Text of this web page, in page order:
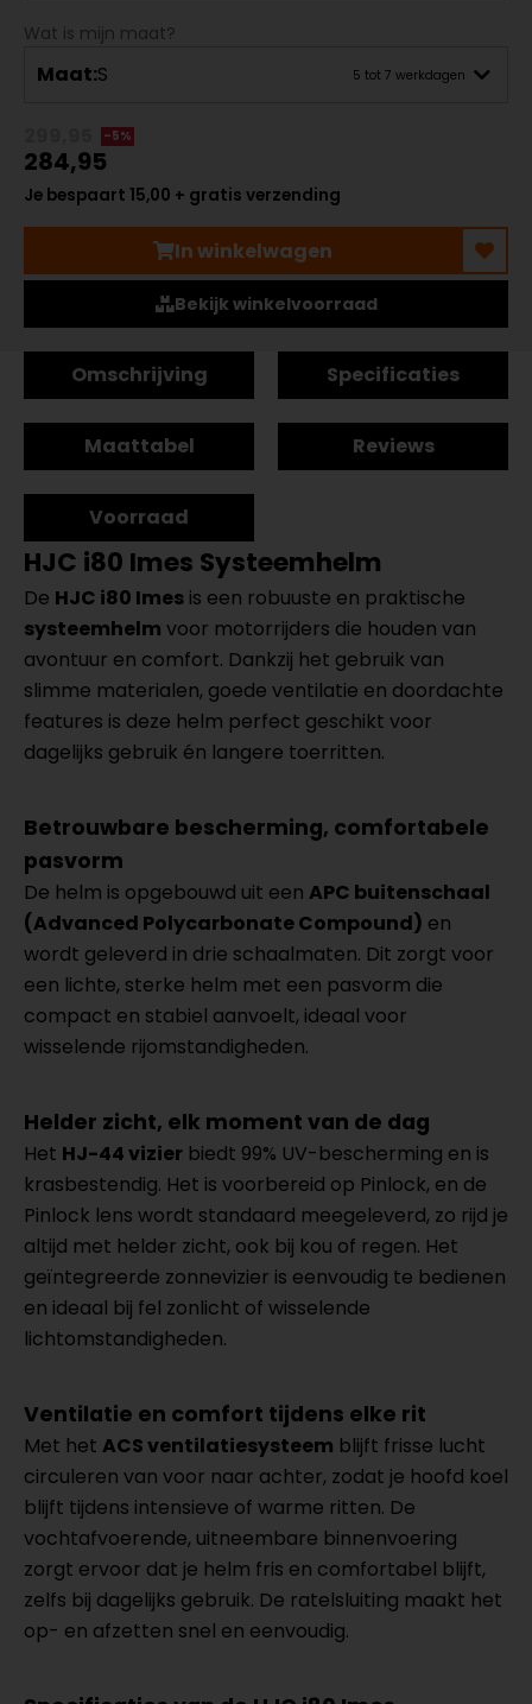
Wat is mijn maat?
Maat:S 5 tot 7 werkdagen
-5%
284,95
Je bespaart 15,00 + gratis verzending
In winkelwagen
Bekijk winkelvoorraad
Omschrijving Specificaties
Maattabel Reviews
Voorraad
HJC i80 Imes Systeemhelm
De HJC i80 Imes is een robuuste en praktische
systeemhelm voor motorrijders die houden van
avontuur en comfort. Dankzij het gebruik van
slimme materialen, goede ventilatie en doordachte
features is deze helm perfect geschikt voor
dagelijks gebruik én langere toerritten.
Betrouwbare bescherming, comfortabele
pasvorm
De helm is opgebouwd uit een APC buitenschaal
(Advanced Polycarbonate Compound) en
wordt geleverd in drie schaalmaten. Dit zorgt voor
een lichte, sterke helm met een pasvorm die
compact en stabiel aanvoelt, ideaal voor
wisselende rijomstandigheden.
Helder zicht, elk moment van de dag
Het HJ-44 vizier biedt 99% UV-bescherming en is
krasbestendig. Het is voorbereid op Pinlock, en de
Pinlock lens wordt standaard meegeleverd, zo rijd je
altijd met helder zicht, ook bij kou of regen. Het
geïntegreerde zonnevizier is eenvoudig te bedienen
en ideaal bij fel zonlicht of wisselende
lichtomstandigheden.
Ventilatie en comfort tijdens elke rit
Met het ACS ventilatiesysteem blijft frisse lucht
circuleren van voor naar achter, zodat je hoofd koel
blijft tijdens intensieve of warme ritten. De
vochtafvoerende, uitneembare binnenvoering
zorgt ervoor dat je helm fris en comfortabel blijft,
zelfs bij dagelijks gebruik. De ratelsluiting maakt het
op- en afzetten snel en eenvoudig.